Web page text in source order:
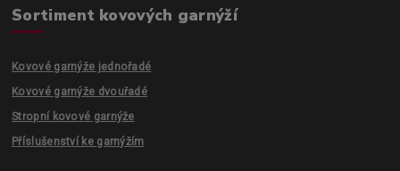
Sortiment kovových garnýží
Kovové garnýže jednořadé
Kovové garnýže dvouřadé
Stropní kovové garnýže
Příslušenství ke garnýžím